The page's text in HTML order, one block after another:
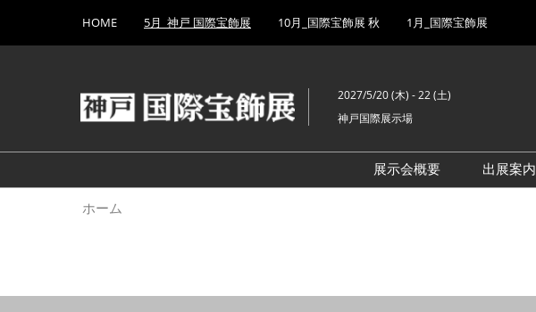
キ
し
て
to
HOME 5月_神戸 国際宝飾展 10月_国際宝飾展 秋 1月_国際宝飾展
2027/5/20 (木) - 22 (土)
神戸国際展示場
展示会概要
出展案内
ホーム